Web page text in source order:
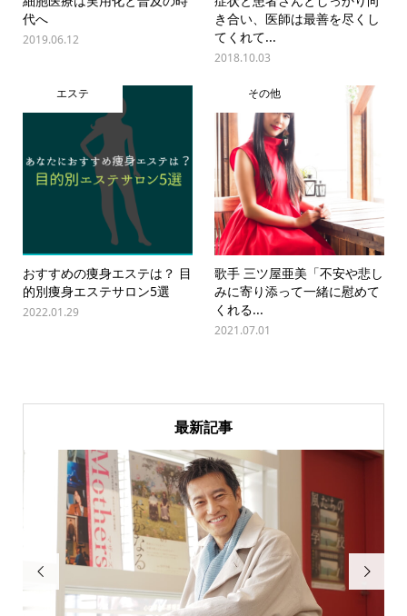
代へ
2019.06.12
き合い、医師は最善を尽くし
てくれて...
2018.10.03
エステ
おすすめの痩身エステは？ 目
的別痩身エステサロン5選
2022.01.29
その他
歌手 三ツ屋亜美「不安や悲し
みに寄り添って一緒に慰めて
くれる...
2021.07.01
最新記事
 